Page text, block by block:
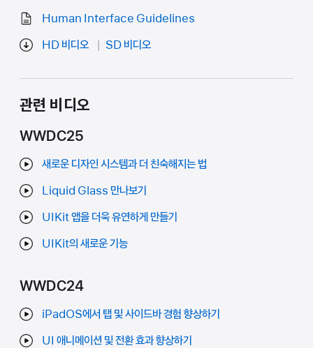
Human Interface Guidelines
HD 비디오
SD 비디오
관련 비디오
WWDC25
새로운 디자인 시스템과 더 친숙해지는 법
Liquid Glass 만나보기
UIKit 앱을 더욱 유연하게 만들기
UIKit의 새로운 기능
WWDC24
iPadOS에서 탭 및 사이드바 경험 향상하기
UI 애니메이션 및 전환 효과 향상하기